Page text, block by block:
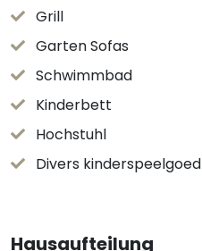
Grill
Garten Sofas
Schwimmbad
Kinderbett
Hochstuhl
Divers kinderspeelgoed
Hausaufteilung